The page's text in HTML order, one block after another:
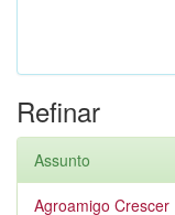
Refinar
Assunto
Agroamigo Crescer